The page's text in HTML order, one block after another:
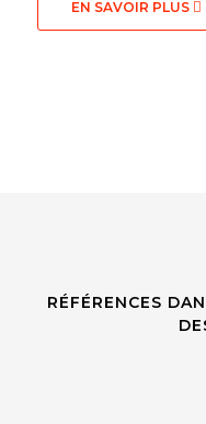
EN SAVOIR PLUS
RÉFÉRENCES